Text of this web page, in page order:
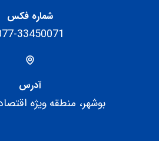
شماره فکس
33450071
آدرس
بوشهر، منطقه ویژه